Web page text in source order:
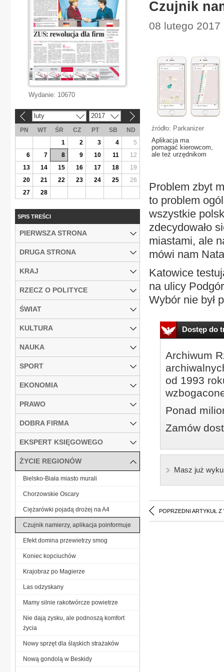
Czujnik
08 lutego
źródło: Parkanizer
Aplikacja ma
pomagać kierowcom,
ale też urzędnikom
Problem zbyt
to problem
wszystkie
zdecydowało
miastami, ale
mówi nam
Katowice
na ulicy
Wybór nie był
Dostęp do
Archiwum
od 1993
Ponad
Zamów
Masz już
POPRZEDNI ARTYKUŁ Z
Wydanie: 10670
luty 2017
PN WT ŚR CZ PT SB
ND
1
2 3 4
5
6
7 8 9 10 11
12
13
14 15 16 17 18
19
20
21 22 23 24 25
26
27
28
SPIS TREŚCI
PIERWSZA STRONA
DRUGA STRONA
KRAJ
RZECZ O POLITYCE
ŚWIAT
KULTURA
NAUKA
SPORT
EKONOMIA
PRAWO
DOBRA FIRMA
EKSPERT KSIĘGOWEGO
ŻYCIE REGIONÓW
Bielsko-Biała miasto murali
Chorzowskie Oscary
Ciężarówki pojadą drożej na A4
Czujnik namierzy, aplikacja poinformuje
Efekt domina przewietrzy smog
Koniec kopciuchów
Krajobraz po Magierze
Las odzyskany
Mamy silnie rakotwórcze powietrze
Nie dają zysku, ale podnoszą komfort
życia
Nowy sprzęt dla śląskich strażaków
Nową gondolą w Beskidy